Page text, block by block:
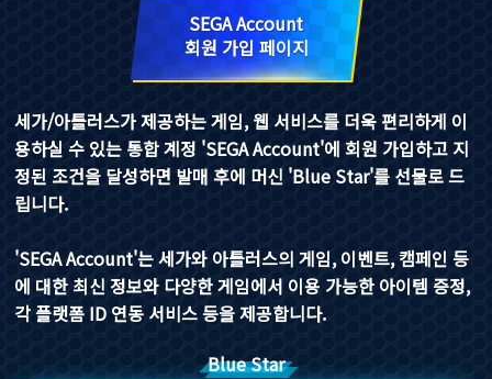
SEGA Account
회원 가입 페이지
세가/아틀러스가 제공하는 게임, 웹 서비스를 더욱 편리하게 이
용하실 수 있는 통합 계정 'SEGA Account'에 회원 가입하고 지
정된 조건을 달성하면 발매 후에 머신 'Blue Star'를 선물로 드
립니다.
'SEGA Account'는 세가와 아틀러스의 게임, 이벤트, 캠페인 등
에 대한 최신 정보와 다양한 게임에서 이용 가능한 아이템 증정,
각 플랫폼 ID 연동 서비스 등을 제공합니다.
Blue Star